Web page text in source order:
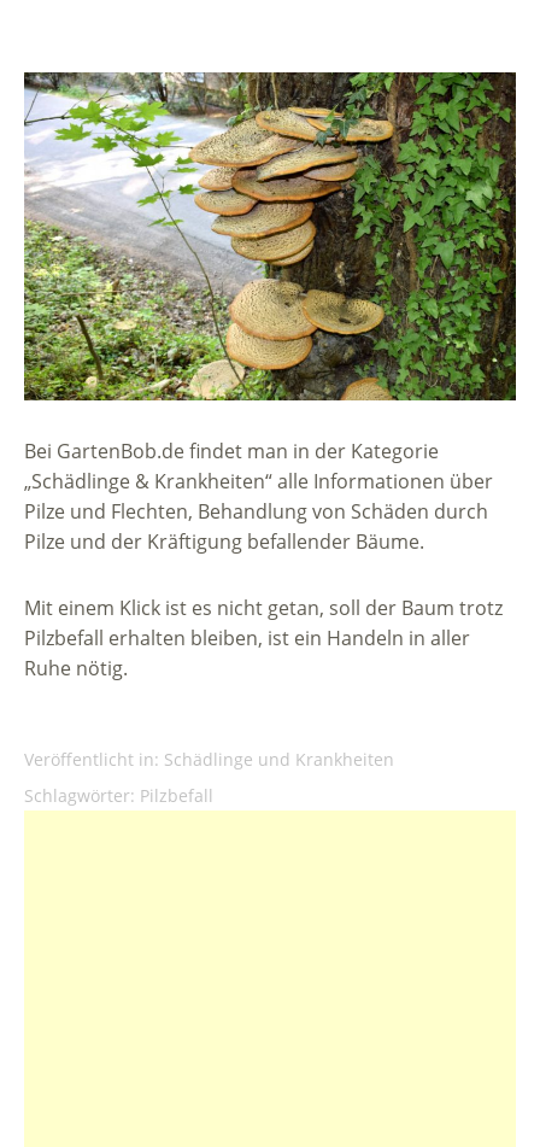
Bei GartenBob.de findet man in der Kategorie
„Schädlinge & Krankheiten“ alle Informationen über
Pilze und Flechten, Behandlung von Schäden durch
Pilze und der Kräftigung befallender Bäume.
Mit einem Klick ist es nicht getan, soll der Baum trotz
Pilzbefall erhalten bleiben, ist ein Handeln in aller
Ruhe nötig.
Veröffentlicht in: Schädlinge und Krankheiten
Schlagwörter: Pilzbefall